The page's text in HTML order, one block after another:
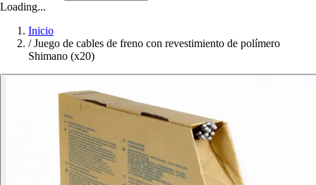
Loading...
Inicio
/ Juego de cables de freno con revestimiento de polímero
Shimano (x20)